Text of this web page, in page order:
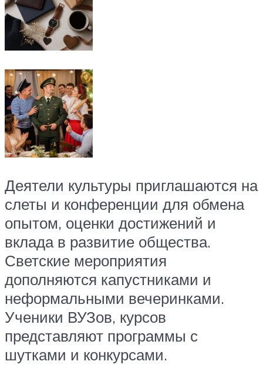
Деятели культуры приглашаются на
слеты и конференции для обмена
опытом, оценки достижений и
вклада в развитие общества.
Светские мероприятия
дополняются капустниками и
неформальными вечеринками.
Ученики ВУЗов, курсов
представляют программы с
шутками и конкурсами.